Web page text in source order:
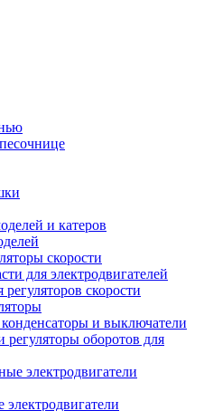
и катеров
скорости
для электродвигателей
скорости
и выключатели
регуляторы оборотов для
электродвигатели